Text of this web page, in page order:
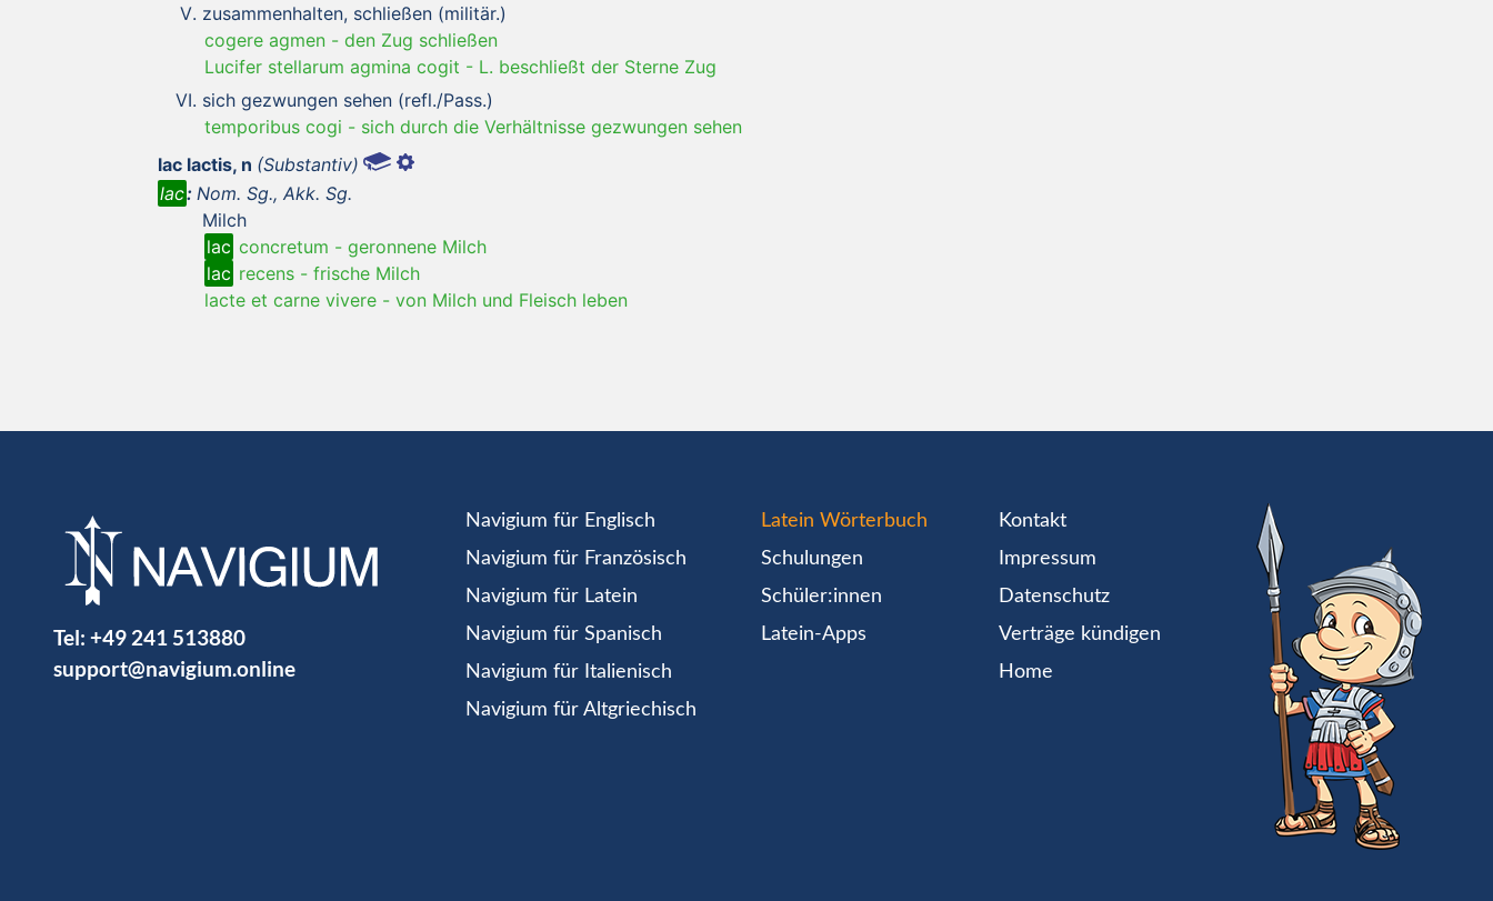
zusammenhalten, schließen (militär.)
cogere agmen - den Zug schließen
Lucifer stellarum agmina cogit - L. beschließt der Sterne Zug
sich gezwungen sehen (refl./Pass.)
temporibus cogi - sich durch die Verhältnisse gezwungen sehen
lac lactis, n (Substantiv)
lac: Nom. Sg., Akk. Sg.
Milch
lac concretum - geronnene Milch
lac recens - frische Milch
lacte et carne vivere - von Milch und Fleisch leben
Tel: +49 241 513880
support@navigium.online
Navigium für Englisch
Navigium für Französisch
Navigium für Latein
Navigium für Spanisch
Navigium für Italienisch
Navigium für Altgriechisch
Latein Wörterbuch
Schulungen
Schüler:innen
Latein-Apps
Kontakt
Impressum
Datenschutz
Verträge kündigen
Home